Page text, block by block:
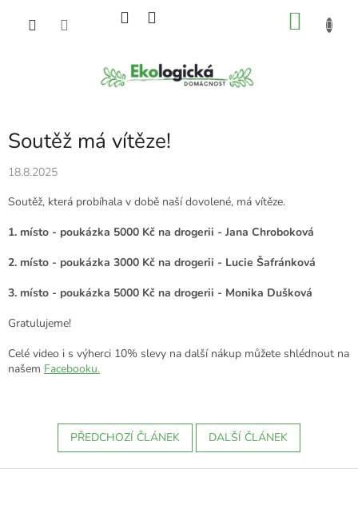
Soutěž má vítěze!
18.8.2025
Soutěž, která probíhala v době naší dovolené, má vítěze.
1. místo - poukázka 5000 Kč na drogerii - Jana Chroboková
2. místo - poukázka 3000 Kč na drogerii - Lucie Šafránková
3. místo - poukázka 5000 Kč na drogerii - Monika Dušková
Gratulujeme!
Celé video i s výherci 10% slevy na další nákup můžete shlédnout na
našem Facebooku.
PŘEDCHOZÍ ČLÁNEK DALŠÍ ČLÁNEK
Z